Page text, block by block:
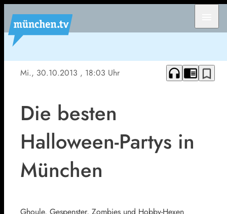
Mi., 30.10.2013 , 18:03 Uhr headphones chrome_reader_mode bookmark_border
Die besten
Halloween-Partys in
München
Ghoule, Gespenster, Zombies und Hobby-Hexen